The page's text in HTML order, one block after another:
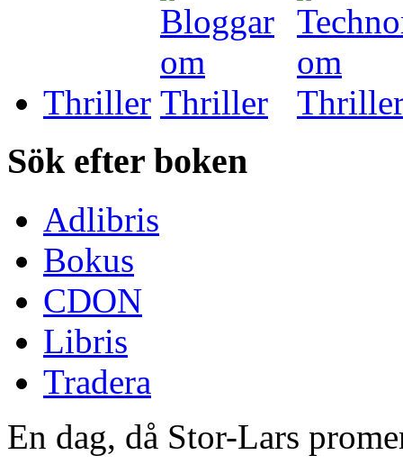
Thriller
Sök efter boken
Adlibris
Bokus
CDON
Libris
Tradera
En dag, då Stor-Lars